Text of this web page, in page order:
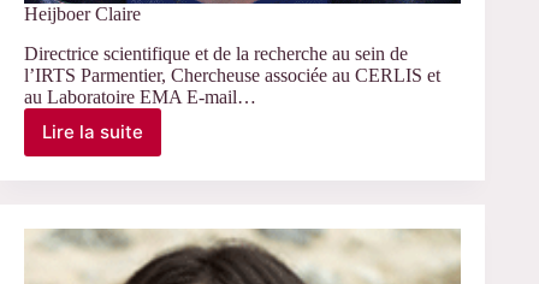
Heijboer Claire
Directrice scientifique et de la recherche au sein de
l’IRTS Parmentier, Chercheuse associée au CERLIS et
au Laboratoire EMA E-mail…
Lire la suite
Heijboer